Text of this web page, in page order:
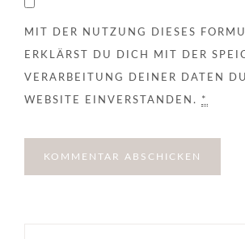
MIT DER NUTZUNG DIESES
ERKLÄRST DU DICH MIT DER
VERARBEITUNG DEINER DATEN
WEBSITE EINVERSTANDEN. *